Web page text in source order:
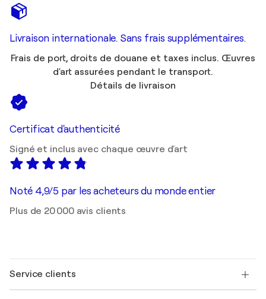
Livraison internationale. Sans frais supplémentaires.
Frais de port, droits de douane et taxes inclus. Œuvres
d'art assurées pendant le transport.
Détails de livraison
Certificat d'authenticité
Signé et inclus avec chaque œuvre d'art
Noté 4,9/5 par les acheteurs du monde entier
Plus de 20 000 avis clients
Service clients